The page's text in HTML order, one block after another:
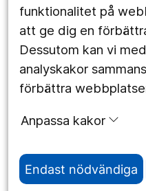
funktionalitet på
att ge dig en
Dessutom kan vi
analyskakor
förbättra
Anpassa kakor
Endast nödvändiga
Region Örebro län
Följ oss
Facebook